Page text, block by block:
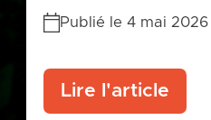
Publié le 4 mai 2026
Lire l'article